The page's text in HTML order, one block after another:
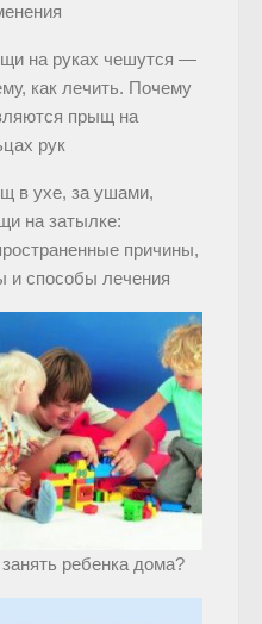
на руках чешутся —
как лечить. Почему
прыщ на
рук
в ухе, за ушами,
на затылке:
причины,
и способы лечения
ребенка дома?